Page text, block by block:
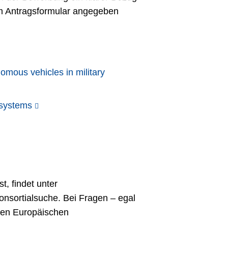
Antragsformular angegeben
vehicles in military
findet unter
Bei Fragen – egal
Europäischen